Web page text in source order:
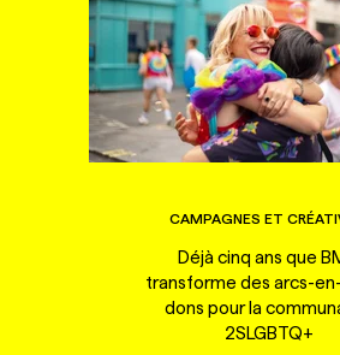
CAMPAGNES ET
Déjà cinq ans que
transforme des arcs-
dons pour la
2SLGBTQ+